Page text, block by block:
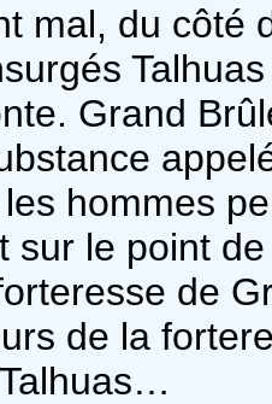
mal, du côté
Grand
hommes
sur le point
de
de la